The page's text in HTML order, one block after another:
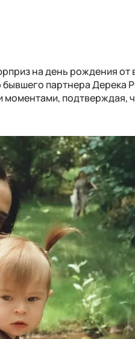
на день рождения от
партнера Дерека
моментами, подтверждая,